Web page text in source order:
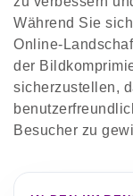
Während Sie
Online-
der
sicherzustellen,
Besucher zu